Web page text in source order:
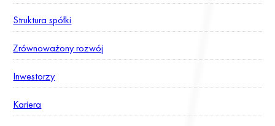
Struktura spółki
Zrównoważony rozwój
Inwestorzy
Kariera